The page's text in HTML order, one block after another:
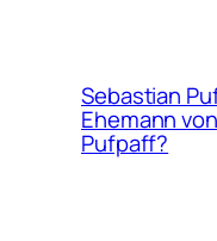
Sebastian
Ehemann
Pufpaff?